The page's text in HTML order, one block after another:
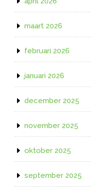
maart 2026
februari 2026
januari 2026
december 2025
november 2025
oktober 2025
september 2025